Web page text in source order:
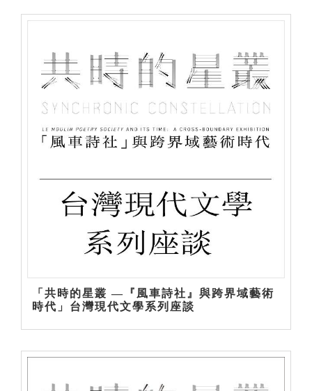
「共時的星叢 ―『風車詩社』與跨界域藝術
時代」台灣現代文學系列座談